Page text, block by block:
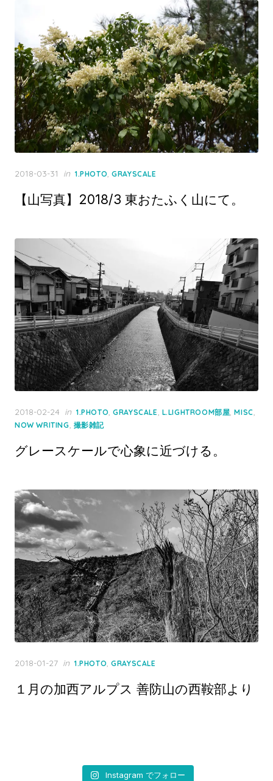
Posted
2018-03-31 in 1.PHOTO,GRAYSCALE
【山写真】2018/3 東おたふく山にて。
Posted
on
2018-02-24 in 1.PHOTO,GRAYSCALE, L.LIGHTROOM部屋,MISC,
NOW WRITING, 撮影雑記
グレースケールで心象に近づける。
Posted
2018-01-27 in 1.PHOTO,GRAYSCALE
１月の加西アルプス 善防山の西鞍部より
Instagram でフォロー